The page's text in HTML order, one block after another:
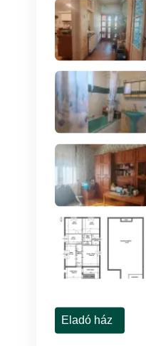
Eladó ház